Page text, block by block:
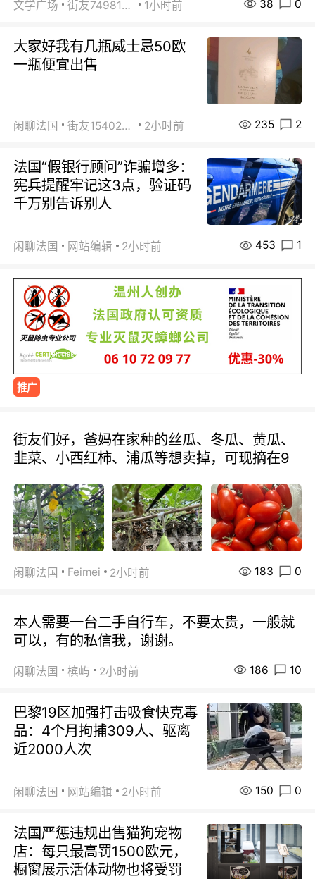
文学广场 街友74981146 1小时前 38 0
大家好我有几瓶威士忌50欧
一瓶便宜出售
闲聊法国 街友15402223 2小时前 235 2
法国“假银行顾问”诈骗增多：
宪兵提醒牢记这3点，验证码
千万别告诉别人
闲聊法国 网站编辑 2小时前 453 1
推广
街友们好，爸妈在家种的丝瓜、冬瓜、黄瓜、
韭菜、小西红柿、浦瓜等想卖掉，可现摘在9
闲聊法国 Feimei 2小时前 183 0
本人需要一台二手自行车，不要太贵，一般就
可以，有的私信我，谢谢。
闲聊法国 槟屿 2小时前 186 10
巴黎19区加强打击吸食快克毒
品：4个月拘捕309人、驱离
近2000人次
闲聊法国 网站编辑 2小时前 150 0
法国严惩违规出售猫狗宠物
店：每只最高罚1500欧元，
橱窗展示活体动物也将受罚